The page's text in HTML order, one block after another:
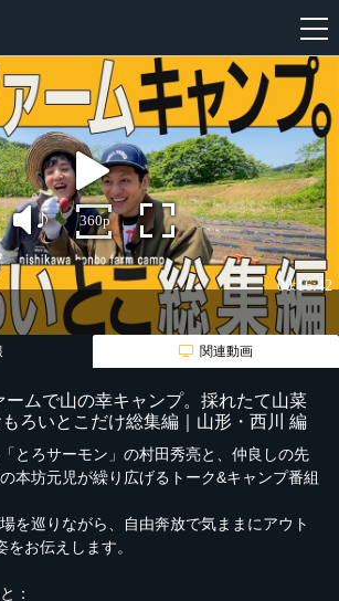
新
規
登
録
関連動画
ームで山の幸キャンプ。採れたて山菜
ろいとこだけ総集編｜山形・西川 編
とろサーモン」の村田秀亮と、仲良しの先
本坊元児が繰り広げるトーク&キャンプ番組
を巡りながら、自由奔放で気ままにアウト
をお伝えします。
：